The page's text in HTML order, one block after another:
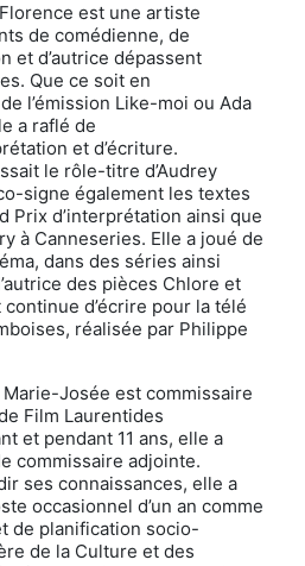
est une artiste
de comédienne, de
et d’autrice dépassent
Que ce soit en
l’émission Like-moi ou Ada
a raflé de
et d’écriture.
le rôle-titre d’Audrey
signe également les textes
Prix d’interprétation ainsi que
à Canneseries. Elle a joué de
dans des séries ainsi
des pièces Chlore et
d’écrire pour la télé
réalisée par Philippe
Marie-Josée est commissaire
Film Laurentides
et pendant 11 ans, elle a
commissaire adjointe.
ses connaissances, elle a
occasionnel d’un an comme
de planification socio-
de la Culture et des